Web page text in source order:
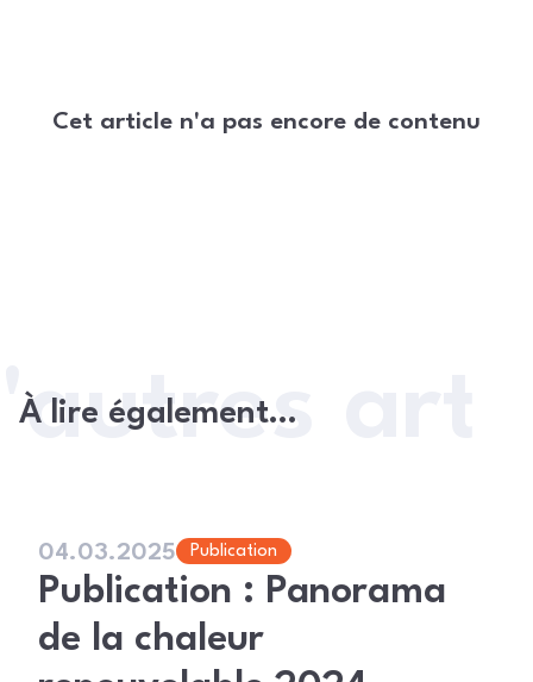
Cet article n'a pas encore de contenu
À lire également…
04.03.2025 Publication
Publication : Panorama
de la chaleur